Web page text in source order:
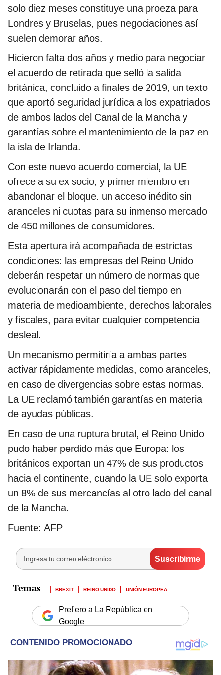
solo diez meses constituye una proeza para
Londres y Bruselas, pues negociaciones así
suelen demorar años.
Hicieron falta dos años y medio para negociar
el acuerdo de retirada que selló la salida
británica, concluido a finales de 2019, un texto
que aportó seguridad jurídica a los expatriados
de ambos lados del Canal de la Mancha y
garantías sobre el mantenimiento de la paz en
la isla de Irlanda.
Con este nuevo acuerdo comercial, la UE
ofrece a su ex socio, y primer miembro en
abandonar el bloque. un acceso inédito sin
aranceles ni cuotas para su inmenso mercado
de 450 millones de consumidores.
Esta apertura irá acompañada de estrictas
condiciones: las empresas del Reino Unido
deberán respetar un número de normas que
evolucionarán con el paso del tiempo en
materia de medioambiente, derechos laborales
y fiscales, para evitar cualquier competencia
desleal.
Un mecanismo permitiría a ambas partes
activar rápidamente medidas, como aranceles,
en caso de divergencias sobre estas normas.
La UE reclamó también garantías en materia
de ayudas públicas.
En caso de una ruptura brutal, el Reino Unido
pudo haber perdido más que Europa: los
británicos exportan un 47% de sus productos
hacia el continente, cuando la UE solo exporta
un 8% de sus mercancías al otro lado del canal
de la Mancha.
Fuente: AFP
BREXIT REINO UNIDO UNIÓN EUROPEA
Prefiero a La República en
Google